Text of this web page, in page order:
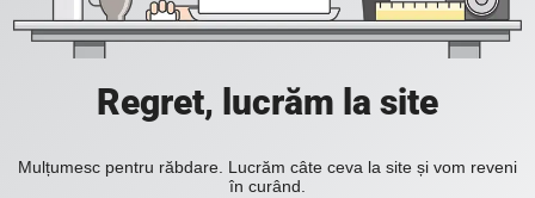
Regret, lucrăm la site
Mulțumesc pentru răbdare. Lucrăm câte ceva la site și vom reveni
în curând.